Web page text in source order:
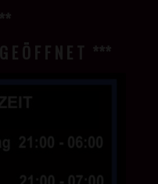
E Ö F F N E T ***